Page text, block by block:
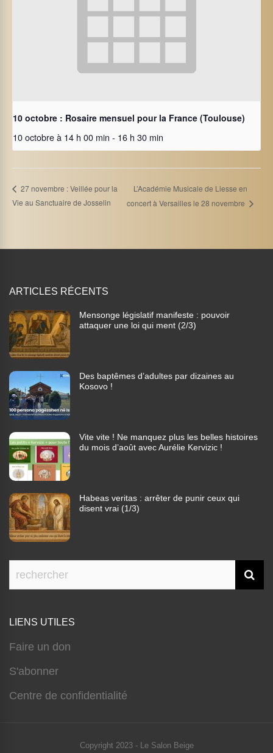
10 octobre : Rosaire mensuel pour la France (Toulouse)
10 octobre à 14 h 00 min - 16 h 30 min
27 novembre : Veillée pour la
Vie au Sanctuaire de Josselin
L’Académie Musicale de Liesse en
concert à Versailles le 28 novembre
ARTICLES RÉCENTS
Mensonge législatif manifeste : pouvoir
attaquer une loi qui ment (2/3)
Des baptêmes d’adultes par dizaines au
Kosovo !
Vite vite ! Ne manquez plus les belles histoires
du mois d’août avec Aurélie Kervizic !
Habeas veritas : arrêter de punir ceux qui
disent vrai (1/3)
LIENS UTILES
Faire un don
S'abonner
Centre de confidentialité
Copyright 2023 - Le Salon Beige